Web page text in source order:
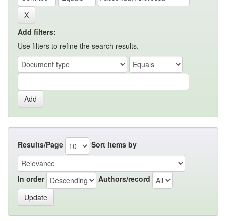
Add filters:
Use filters to refine the search results.
Results/Page Sort items by
In order Authors/record